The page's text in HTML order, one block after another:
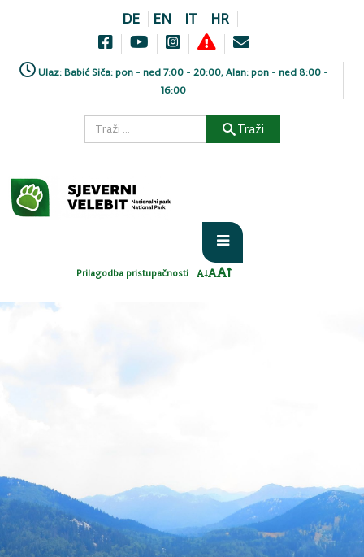
DE EN IT HR
Ulaz: Babić Siča: pon - ned 7:00 - 20:00, Alan: pon - ned 8:00 -
16:00
Traži
Prilagodba pristupačnosti